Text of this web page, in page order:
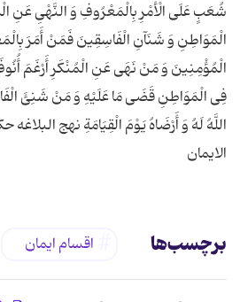
شُعَبٍ عَلَى الْأَمْرِ بِالْمَعْرُوفِ وَ النَّهْیِ عَنِ
الْمَوَاطِنِ وَ شَنَآنِ الْفَاسِقِینَ فَمَنْ أَمَرَ
الْمُؤْمِنِینَ وَ مَنْ نَهَى عَنِ الْمُنْكَرِ أَرْغَمَ
فِى الْمَوَاطِنِ قَضَى مَا عَلَیْهِ وَ مَنْ شَنِئَ
الایمان
برچسب‌ها اقسام ایمان